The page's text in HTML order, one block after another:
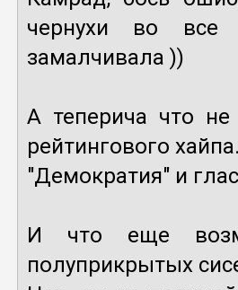
чернухи во все
замалчивала ))
А теперича что
рейтингового
"Демократия" и
И что еще
полуприкрытых